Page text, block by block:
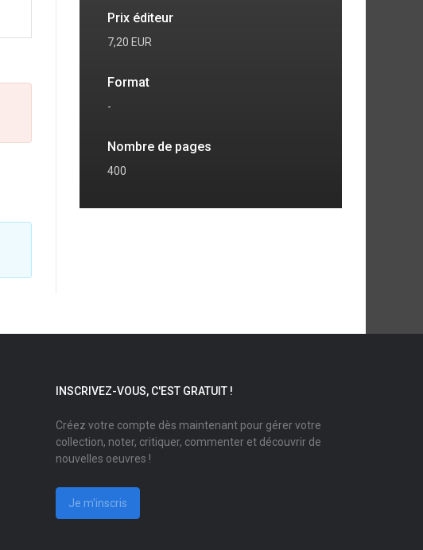
Prix éditeur
7,20 EUR
Format
-
Nombre de pages
400
INSCRIVEZ-VOUS, C'EST GRATUIT !
Créez votre compte dès maintenant pour gérer votre
collection, noter, critiquer, commenter et découvrir de
nouvelles oeuvres !
Je m'inscris